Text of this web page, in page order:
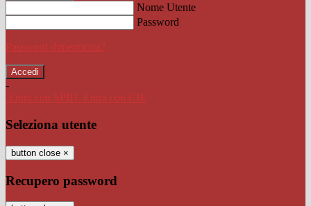
Nome Utente
Password
Password dimenticata?
-
Entra con SPID
Entra con CIE
Seleziona utente
button close ×
Recupero password